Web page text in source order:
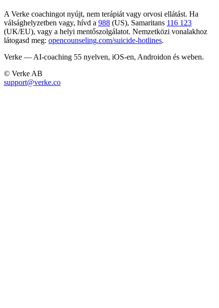
A Verke coachingot nyújt, nem terápiát vagy orvosi ellátást. Ha
válsághelyzetben vagy, hívd a 988 (US), Samaritans 116 123
(UK/EU), vagy a helyi mentőszolgálatot. Nemzetközi vonalakhoz
látogasd meg: opencounseling.com/suicide-hotlines.
Verke — AI-coaching 55 nyelven, iOS-en, Androidon és weben.
© Verke AB
support@verke.co